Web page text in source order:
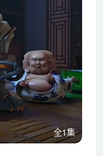
全1集